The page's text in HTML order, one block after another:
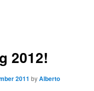
2012!
2011 byAlberto